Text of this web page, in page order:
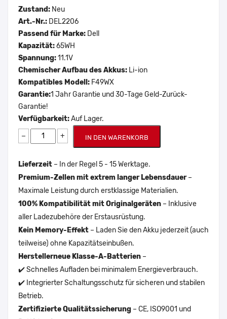
Zustand: Neu
Art.-Nr.: DEL2206
Passend für Marke: Dell
Kapazität:65WH
Spannung:11.1V
Chemischer Aufbau des Akkus: Li-ion
Kompatibles Modell: F49WX
Garantie:1 Jahr Garantie und 30-Tage Geld-Zurück-
Garantie!
Verfügbarkeit:Auf Lager.
− + IN DEN WARENKORB
Lieferzeit – In der Regel 5 - 15 Werktage.
Premium-Zellen mit extrem langer Lebensdauer–
Maximale Leistung durch erstklassige Materialien.
100% Kompatibilität mit Originalgeräten – Inklusive
aller Ladezubehöre der Erstausrüstung.
Kein Memory-Effekt – Laden Sie den Akku jederzeit (auch
teilweise) ohne Kapazitätseinbußen.
Herstellerneue Klasse-A-Batterien –
✔️ Schnelles Aufladen bei minimalem Energieverbrauch.
✔️ Integrierter Schaltungsschutz für sicheren und stabilen
Betrieb.
Zertifizierte Qualitätssicherung – CE, ISO9001 und